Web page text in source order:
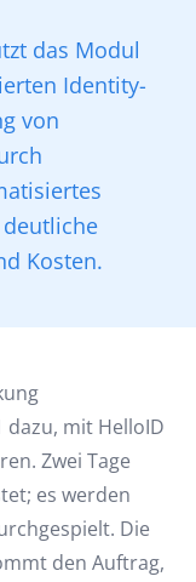
das Modul
Identity-
von
Kosten.
dazu, mit HelloID
Zwei Tage
es werden
Die
den Auftrag,